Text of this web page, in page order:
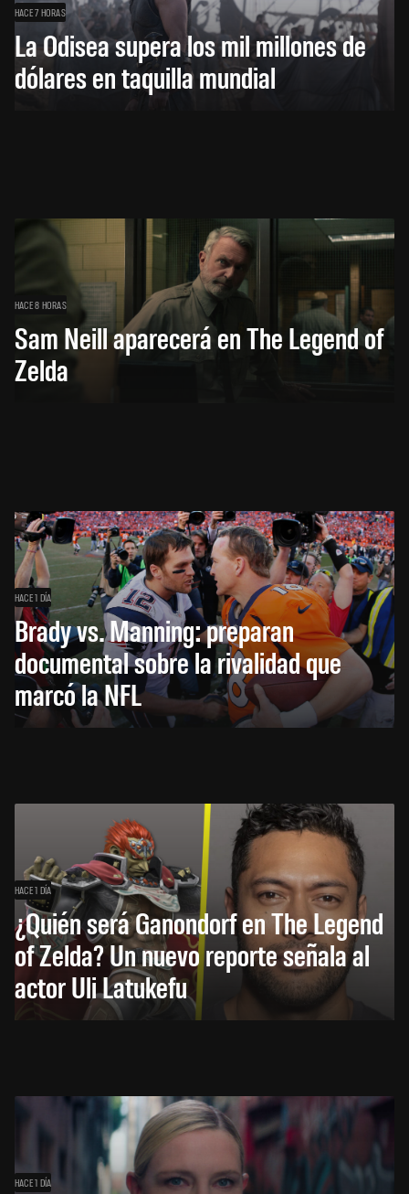
HACE 7 HORAS
La Odisea supera los mil millones de
dólares en taquilla mundial
HACE 8 HORAS
Sam Neill aparecerá en The Legend of
Zelda
HACE 1 DÍA
Brady vs. Manning: preparan
documental sobre la rivalidad que
marcó la NFL
HACE 1 DÍA
¿Quién será Ganondorf en The Legend
of Zelda? Un nuevo reporte señala al
actor Uli Latukefu
HACE 1 DÍA